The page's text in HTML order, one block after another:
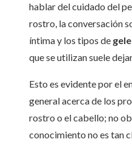
hablar del cuidado del
rostro, la conversación
íntima y los tipos de
que se utilizan suele
Esto es evidente por el
general acerca de los
rostro o el cabello; no
conocimiento no es tan